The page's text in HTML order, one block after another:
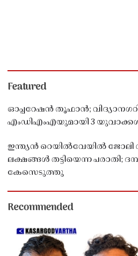
Featured
ഓപ്പറേഷൻ തൂഫാൻ;
എംഡിഎംഎയുമായി 3 യുവാക്കൾ
ഇന്ത്യൻ റെയിൽവേയിൽ ജോലി
ലക്ഷങ്ങൾ തട്ടിയെന്ന പരാതി;
കേസെടുത്തു
Recommended